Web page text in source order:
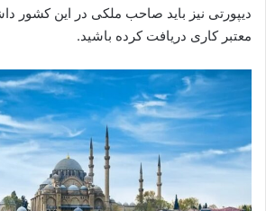
دیپورتی نیز باید صاحب ملکی در این کشور
معتبر کاری دریافت کرده باشید.